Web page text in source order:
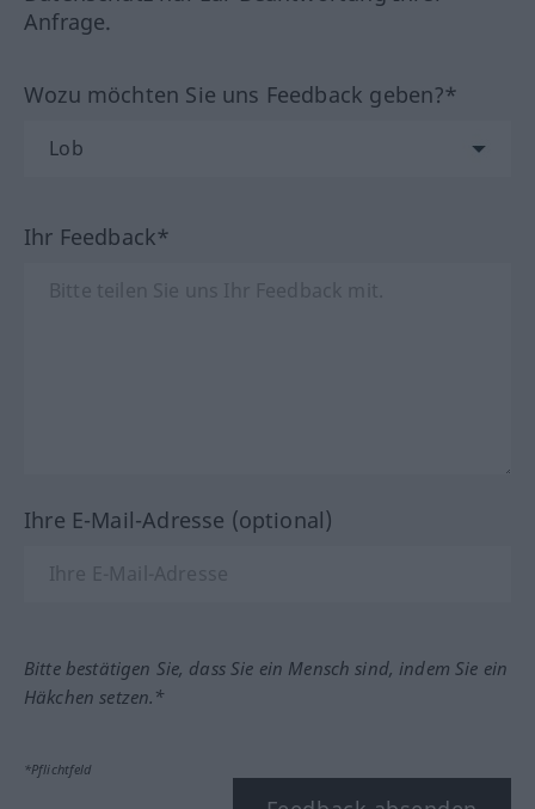
Anfrage.
Wozu möchten Sie uns Feedback geben?*
Ihr Feedback*
Ihre E-Mail-Adresse (optional)
Bitte bestätigen Sie, dass Sie ein Mensch sind, indem Sie ein
Häkchen setzen.*
*Pflichtfeld